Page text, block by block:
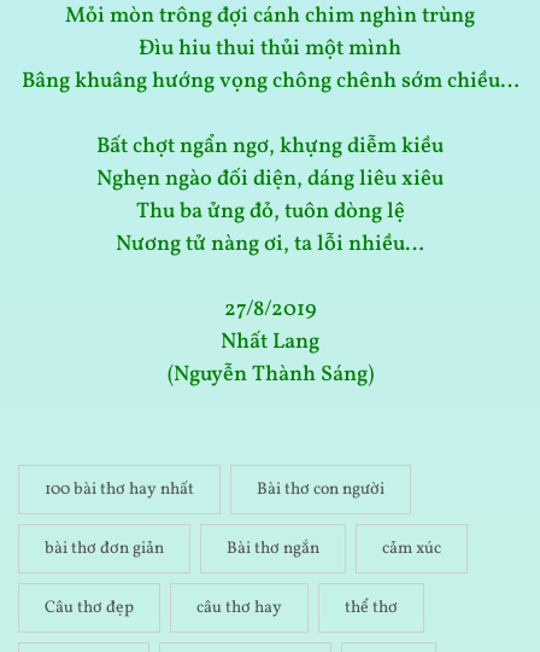
Mỏi mòn trông đợi cánh chim nghìn trùng
Đìu hiu thui thủi một mình
Bâng khuâng hướng vọng chông chênh sớm chiều…
Bất chợt ngẩn ngơ, khựng diễm kiều
Nghẹn ngào đối diện, dáng liêu xiêu
Thu ba ửng đỏ, tuôn dòng lệ
Nương tử nàng ơi, ta lỗi nhiều…
27/8/2019
Nhất Lang
(Nguyễn Thành Sáng)
100 bài thơ hay nhất Bài thơ con người
bài thơ đơn giản Bài thơ ngắn cảm xúc
Câu thơ đẹp câu thơ hay thể thơ